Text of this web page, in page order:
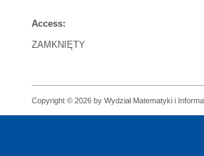
Access:
ZAMKNIĘTY
Copyright © 2026 by Wydział Matematyki i